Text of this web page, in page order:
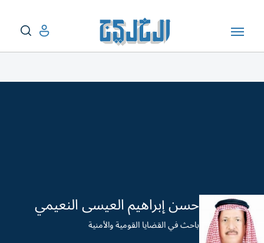
حسن إبراهيم العيسى النعيمي
باحث في القضايا القومية والأمنية